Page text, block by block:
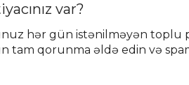
var?
hər gün istənilməyən
qorunma əldə edin və